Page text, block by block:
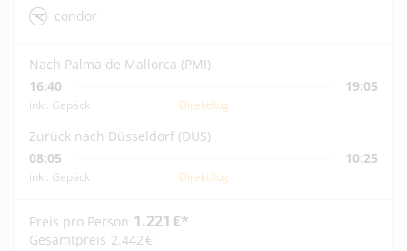
condor
Nach Palma de Mallorca (PMI)
16:40
19:05
inkl. Gepäck Direktflug
Zurück nach Düsseldorf (DUS)
08:05
10:25
inkl. Gepäck Direktflug
Preis pro Person 1.221 €*
Gesamtpreis 2.442€